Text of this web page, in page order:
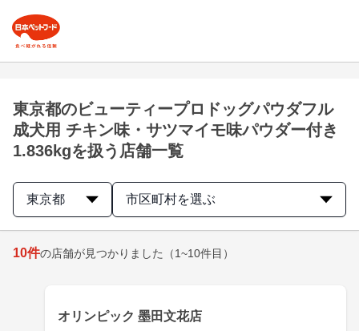
東京都のビューティープロドッグパウダフル
成犬用 チキン味・サツマイモ味パウダー付き
1.836kgを扱う店舗一覧
東京都 市区町村を選ぶ
10件の店舗が見つかりました （1~10件目）
オリンピック 墨田文花店